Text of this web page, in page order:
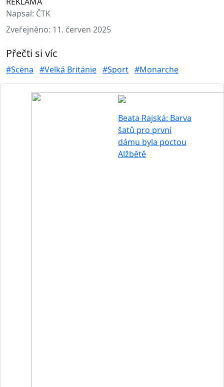
Napsal: ČTK
Zveřejněno: 11. červen 2025
Přečti si víc
#Scéna #Velká Británie #Sport #Monarche
Beata Rajská: Barva
šatů pro první
dámu byla poctou
Alžbětě